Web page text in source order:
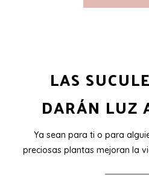
LAS
DARÁN LUZ
Ya sean para ti o para
preciosas plantas mejoran la